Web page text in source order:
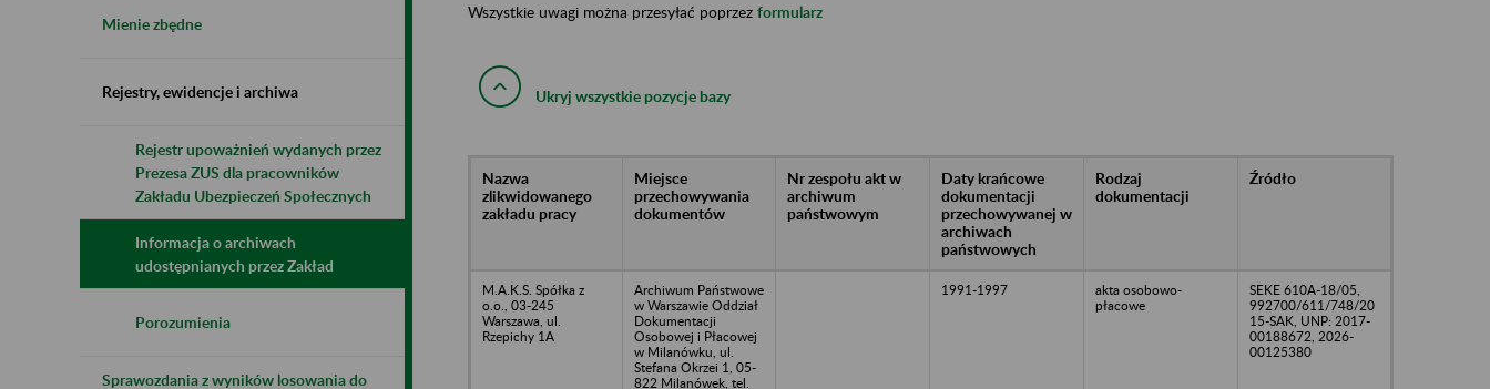
Mienie zbędne
Rejestry, ewidencje i archiwa
Rejestr upoważnień wydanych przez
Prezesa ZUS dla pracowników
Zakładu Ubezpieczeń Społecznych
Informacja o archiwach
udostępnianych przez Zakład
Porozumienia
Sprawozdania z wyników losowania do
Wszystkie uwagi można przesyłać poprzez formularz
Ukryj wszystkie pozycje bazy
Nazwa
zlikwidowanego
zakładu pracy
Miejsce
przechowywania
dokumentów
Nr zespołu akt w
archiwum
państwowym
Daty krańcowe
dokumentacji
przechowywanej w
archiwach
państwowych
Rodzaj
dokumentacji
Źródło
M.A.K.S. Spółka z
o.o., 03-245
Warszawa, ul.
Rzepichy 1A
Archiwum Państwowe
w Warszawie Oddział
Dokumentacji
Osobowej i Płacowej
w Milanówku, ul.
Stefana Okrzei 1, 05-
822 Milanówek, tel.
1991-1997
akta osobowo-
płacowe
SEKE 610A-18/05,
992700/611/748/20
15-SAK, UNP: 2017-
00188672, 2026-
00125380